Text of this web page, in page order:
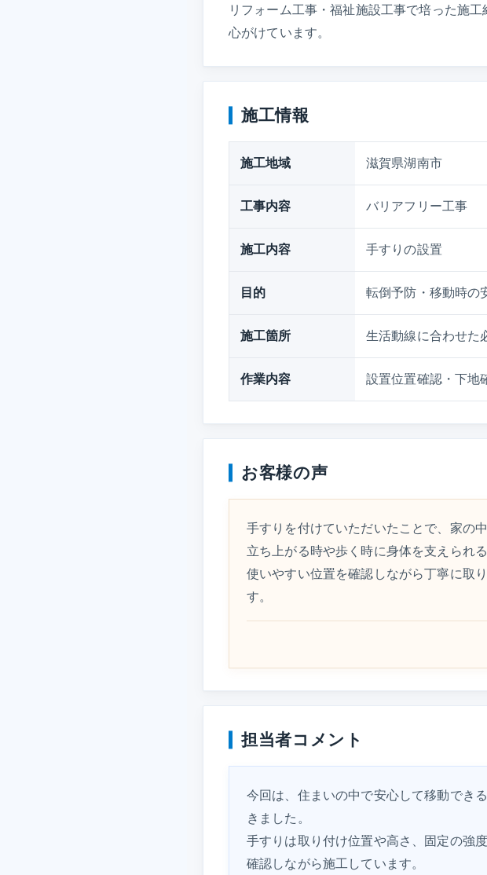
リフォーム工事・福祉施設工事で培った施
心がけています。
施工情報
施工地域 滋賀県湖南市
工事内容 バリアフリー工事
施工内容 手すりの設置
目的 転倒予防・移動時の
施工箇所 生活動線に合わせた
作業内容 設置位置確認・下地
お客様の声
手すりを付けていただいたことで、家の
立ち上がる時や歩く時に身体を支えられ
使いやすい位置を確認しながら丁寧に取
す。
担当者コメント
今回は、住まいの中で安心して移動でき
きました。
手すりは取り付け位置や高さ、固定の強
確認しながら施工しています。